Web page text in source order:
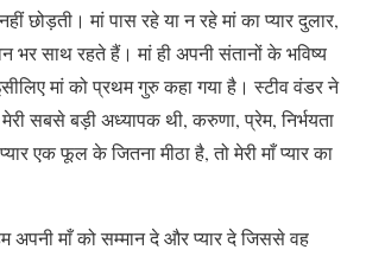
छोड़ती। मां पास रहे या न रहे मां का प्यार दुलार,
भर साथ रहते हैं। मां ही अपनी संतानों के भविष्य
मां को प्रथम गुरु कहा गया है। स्टीव वंडर ने
सबसे बड़ी अध्यापक थी, करुणा, प्रेम, निर्भयता
एक फूल के जितना मीठा है, तो मेरी माँ प्यार का
अपनी माँ को सम्मान दे और प्यार दे जिससे वह